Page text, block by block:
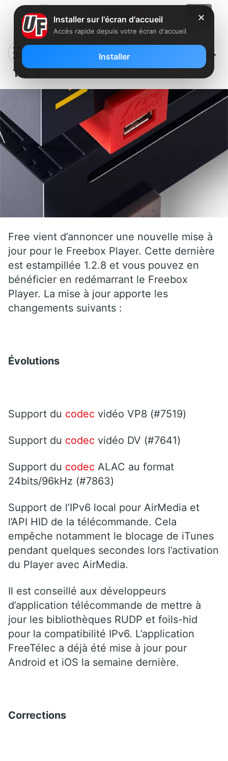
Freebox Player : Nouvelle mise à jour
1.2.8
Free vient d’annoncer une nouvelle mise à
jour pour le Freebox Player. Cette dernière
est estampillée 1.2.8 et vous pouvez en
bénéficier en redémarrant le Freebox
Player. La mise à jour apporte les
changements suivants :
Évolutions
Support du codec vidéo VP8 (#7519)
Support du codec vidéo DV (#7641)
Support du codec ALAC au format
24bits/96kHz (#7863)
Support de l’IPv6 local pour AirMedia et
l’API HID de la télécommande. Cela
empêche notamment le blocage de iTunes
pendant quelques secondes lors l’activation
du Player avec AirMedia.
Il est conseillé aux développeurs
d’application télécommande de mettre à
jour les bibliothèques RUDP et foils-hid
pour la compatibilité IPv6. L’application
FreeTélec a déjà été mise à jour pour
Android et iOS la semaine dernière.
Corrections
✕
Installer sur l'écran d'accueil
Accès rapide depuis votre écran d'accueil
Installer